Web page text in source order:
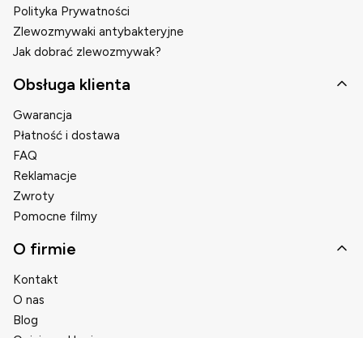
Polityka Prywatności
Zlewozmywaki antybakteryjne
Jak dobrać zlewozmywak?
Obsługa klienta
Gwarancja
Płatność i dostawa
FAQ
Reklamacje
Zwroty
Pomocne filmy
O firmie
Kontakt
O nas
Blog